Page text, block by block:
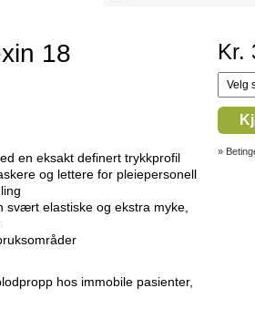
18
en eksakt definert trykkprofil
og lettere for pleiepersonell
elastiske og ekstra myke,
hos immobile pasienter,
Kr.
»